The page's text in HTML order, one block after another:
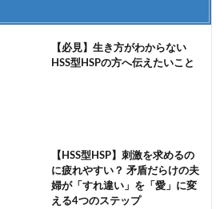
【必見】生き方がわからない
HSS型HSPの方へ伝えたいこと
【HSS型HSP】刺激を求めるの
に疲れやすい？ 矛盾だらけの夫
婦が「すれ違い」を「愛」に変
える4つのステップ